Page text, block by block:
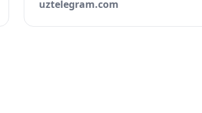
uztelegram.com